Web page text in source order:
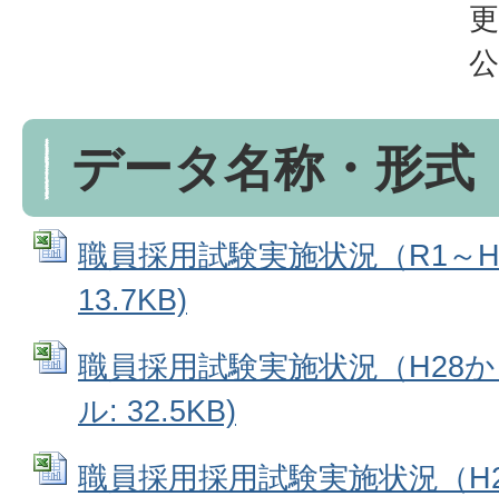
データ名称・形式
職員採用試験実施状況（R1～
13.7KB)
職員採用試験実施状況（H28
ル: 32.5KB)
職員採用採用試験実施状況（